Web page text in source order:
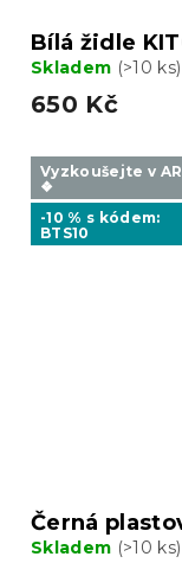
Bílá židle
Skladem (>10 ks)
650 Kč
Vyzkoušejte v AR
❖
-10 % s kódem:
BTS10
Černá
Skladem (>10 ks)